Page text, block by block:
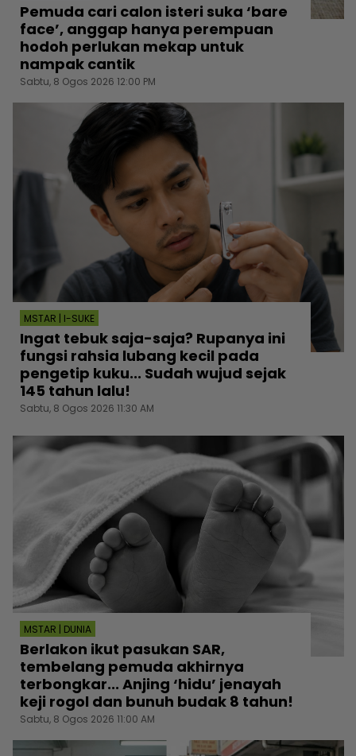
Pemuda cari calon isteri suka ‘bare
face’, anggap hanya perempuan
hodoh perlukan mekap untuk
nampak cantik
Sabtu, 8 Ogos 2026 12:00 PM
MSTAR | I-SUKE
Ingat tebuk saja-saja? Rupanya ini
fungsi rahsia lubang kecil pada
pengetip kuku... Sudah wujud sejak
145 tahun lalu!
Sabtu, 8 Ogos 2026 11:30 AM
MSTAR | DUNIA
Berlakon ikut pasukan SAR,
tembelang pemuda akhirnya
terbongkar... Anjing ‘hidu’ jenayah
keji rogol dan bunuh budak 8 tahun!
Sabtu, 8 Ogos 2026 11:00 AM